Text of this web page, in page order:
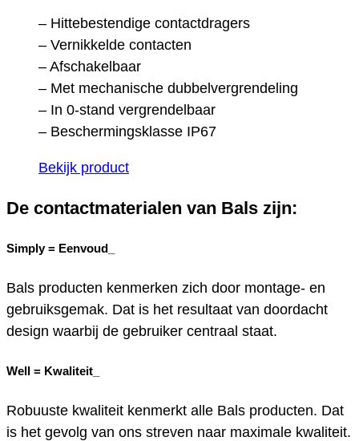
– Hittebestendige contactdragers
– Vernikkelde contacten
– Afschakelbaar
– Met mechanische dubbelvergrendeling
– In 0-stand vergrendelbaar
– Beschermingsklasse IP67
Bekijk product
De contactmaterialen van Bals zijn:
Simply = Eenvoud_
Bals producten kenmerken zich door montage- en
gebruiksgemak. Dat is het resultaat van doordacht
design waarbij de gebruiker centraal staat.
Well = Kwaliteit_
Robuuste kwaliteit kenmerkt alle Bals producten. Dat
is het gevolg van ons streven naar maximale kwaliteit.